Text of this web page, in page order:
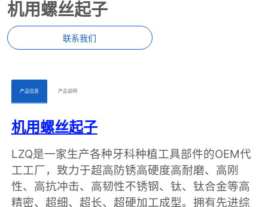
机用螺丝起子
联系我们
ㅤㅤ产品信息ㅤㅤ ㅤㅤ产品说明ㅤㅤ